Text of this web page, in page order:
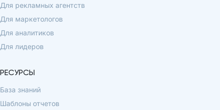
Для рекламных агентств
Для маркетологов
Для аналитиков
Для лидеров
РЕСУРСЫ
База знаний
Шаблоны отчетов